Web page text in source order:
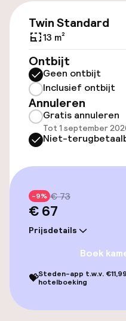
Entertainment
Gratis wifi
Eet- en
Lunchbuffet
Beleid
Overal rookvrij
Twin Standard
13 m²
Ontbijt
Geen ontbijt
Inclusief ontbijt
Annuleren
Gratis annuleren
Tot 1 september
Niet-
-9% € 73
€ 67
Prijsdetails
Boek
💝Steden-app t.w.v.
hotelboeking